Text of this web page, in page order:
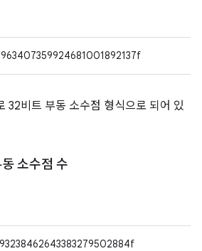
32비트 부동 소수점 형식으로 되어 있
소수점 수